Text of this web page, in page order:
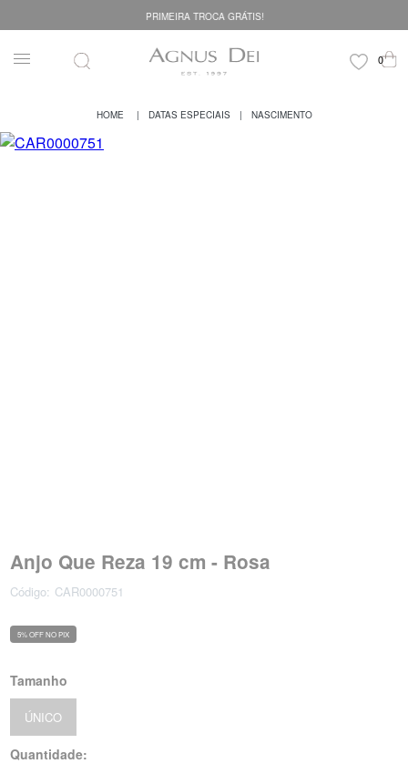
PRIMEIRA TROCA GRÁTIS!
DATAS ESPECIAIS NASCIMENTO
Anjo Que Reza 19 cm - Rosa
Código: CAR0000751
5% OFF NO PIX
Tamanho
ÚNICO
Quantidade: